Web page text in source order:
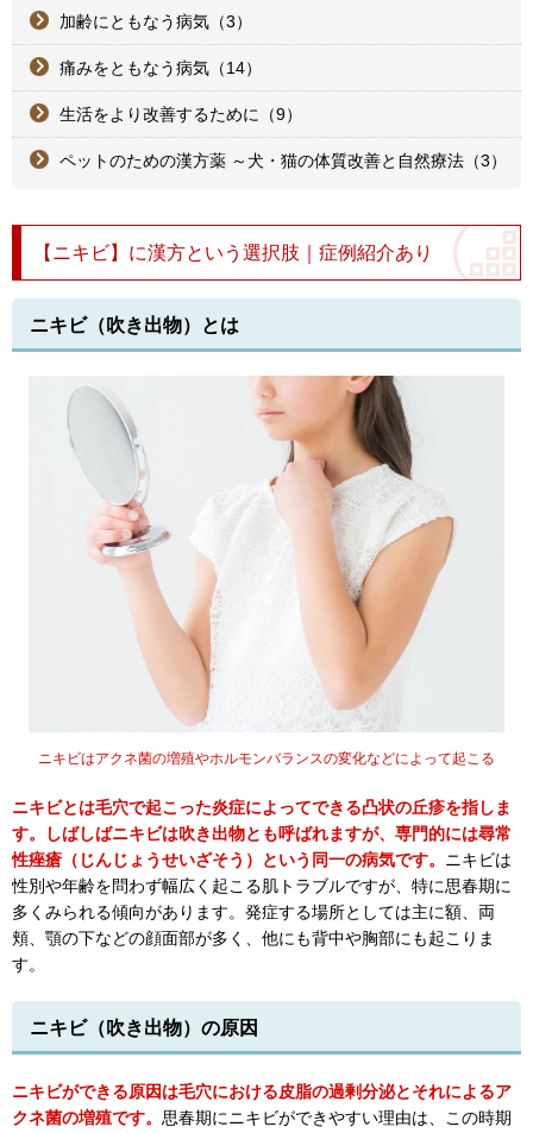
加齢にともなう病気（3）
痛みをともなう病気（14）
生活をより改善するために（9）
ペットのための漢方薬 ～犬・猫の体質改善と自然療法（3）
【ニキビ】に漢方という選択肢｜症例紹介あり
ニキビ（吹き出物）とは
ニキビはアクネ菌の増殖やホルモンバランスの変化などによって起こる
ニキビとは毛穴で起こった炎症によってできる凸状の丘疹を指しま
す。しばしばニキビは吹き出物とも呼ばれますが、専門的には尋常
性痤瘡（じんじょうせいざそう）という同一の病気です。 ニキビは
性別や年齢を問わず幅広く起こる肌トラブルですが、特に思春期に
多くみられる傾向があります。発症する場所としては主に額、両
頬、顎の下などの顔面部が多く、他にも背中や胸部にも起こりま
す。
ニキビ（吹き出物）の原因
ニキビができる原因は毛穴における皮脂の過剰分泌とそれによるア
クネ菌の増殖です。 思春期にニキビができやすい理由は、この時期